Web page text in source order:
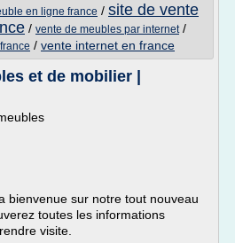
en ligne france / site de vente
/ vente de meubles par internet/
/ vente internet en france
et de mobilier |
bienvenue sur notre tout nouveau
toutes les informations
visite.